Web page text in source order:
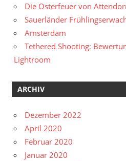
Die Osterfeuer von
Sauerländer
Amsterdam
Tethered Shooting:
Lightroom
ARCHIV
Dezember 2022
April 2020
Februar 2020
Januar 2020